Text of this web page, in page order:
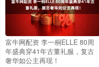
富牛网配资 李一桐ELLE 80周
年盛典穿41年古董礼服，复古
奢华如公主再现！